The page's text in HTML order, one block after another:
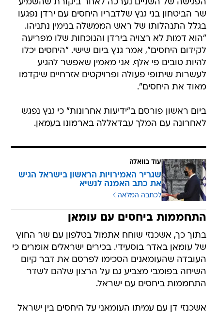
הפגישה של השניים נערכה לאחר ביקורת שהשמיע
שר הביטחון בני גנץ שלדבריו היחסים עם ירדן נפגעו
בגלל התנהלותו של ראש הממשלה בנימין נתניהו.
"הוא דמות לא רצויה בירדן והנוכחות שלו מפריעה
לקידום היחסים", אמר גנץ ביום שישי. "היחסים יכלו
להיות טובים פי אלף. אני מאמין שאפשר להגיע
לעשרות שיתופי פעולה ופרויקטים אזרחיים שיקדמו
מאוד את היחסים".
ביום ראשון פורסם ב"ידיעות אחרונות" כי גנץ נפגש
לאחרונה עם המלך עבדאללה בארמונו בעמאן.
עוד בוואלה
שגריר האמירויות הראשון בישראל הגיש
את כתב האמנה לנשיא
לכתבה המלאה
התחממות ביחסים עם עומאן
בתוך כך, אשכנזי שוחח אתמול בטלפון עם שר החוץ
של עומאן באדר בוסעידי. בכירים ישראלים אומרים כי
העובדה שהעומאנים הסכימו לפרסם את דבר קיום
השיחה בפומבי מצביע גם על הרצון שלהם לשדר
התחממות ביחסים עם ישראל.
אשכנזי דן עם עמיתו העומאני על היחסים בין ישראל